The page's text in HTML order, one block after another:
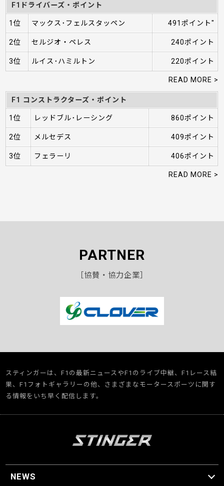
F1ドライバーズ・ポイント
1位 マックス･フェルスタッペン 491ポイント"
2位 セルジオ・ペレス 240ポイント
3位 ルイス･ハミルトン 220ポイント
READ MORE >
F1 コンストラクターズ・ポイント
1位 レッドブル･レーシング 860ポイント
2位 メルセデス 409ポイント
3位 フェラーリ 406ポイント
READ MORE >
PARTNER
［協賛・協力企業］
スティンガーは、F1の最新ニュースやF1のライブ中継、F1レース結
果、F1フォトギャラリーの他、さまざまなモータースポーツに関す
る情報をいち早く配信します。
NEWS